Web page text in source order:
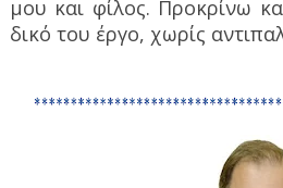
μου και φίλος. Προκρίνω
δικό του έργο, χωρίς